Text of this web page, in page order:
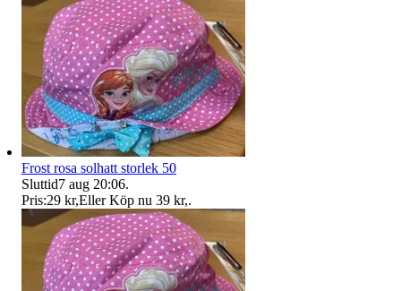
Frost rosa solhatt storlek 50
Sluttid7 aug 20:06.
Pris:29 kr,Eller Köp nu 39 kr,.